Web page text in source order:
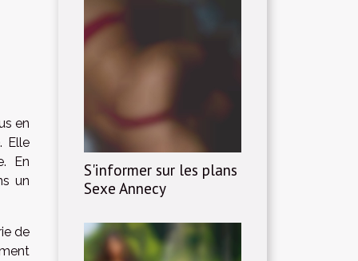
en
Elle
En
un
de
S'informer sur les plans
Sexe Annecy